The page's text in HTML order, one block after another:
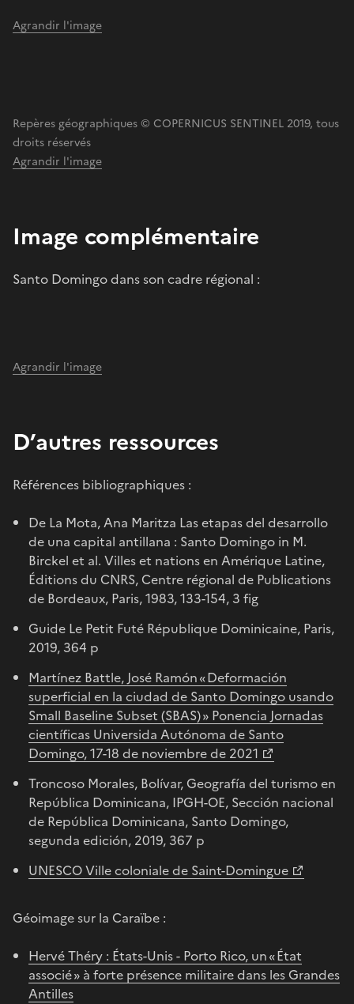
Agrandir l'image
Repères géographiques © COPERNICUS SENTINEL 2019, tous
droits réservés
Agrandir l'image
Image complémentaire
Santo Domingo dans son cadre régional :
Agrandir l'image
D’autres ressources
Références bibliographiques :
De La Mota, Ana Maritza Las etapas del desarrollo
de una capital antillana : Santo Domingo in M.
Birckel et al. Villes et nations en Amérique Latine,
Éditions du CNRS, Centre régional de Publications
de Bordeaux, Paris, 1983, 133-154, 3 fig
Guide Le Petit Futé République Dominicaine, Paris,
2019, 364 p
Martínez Battle, José Ramón « Deformación
superficial en la ciudad de Santo Domingo usando
Small Baseline Subset (SBAS) » Ponencia Jornadas
científicas Universida Autónoma de Santo
Domingo, 17-18 de noviembre de 2021
Troncoso Morales, Bolívar, Geografía del turismo en
República Dominicana, IPGH-OE, Sección nacional
de República Dominicana, Santo Domingo,
segunda edición, 2019, 367 p
UNESCO Ville coloniale de Saint-Domingue
Géoimage sur la Caraïbe :
Hervé Théry : États-Unis - Porto Rico, un « État
associé » à forte présence militaire dans les Grandes
Antilles